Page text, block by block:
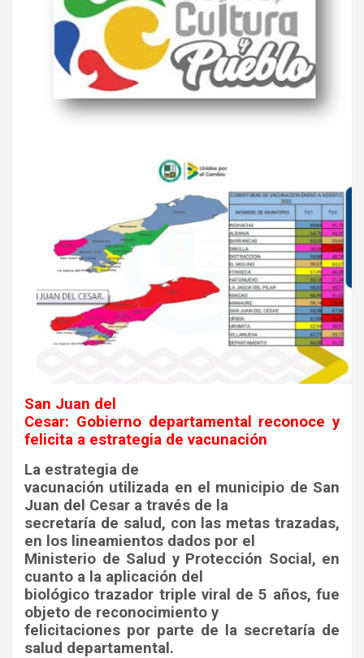
San Juan del
Cesar: Gobierno departamental reconoce y
felicita a estrategia de vacunación
La estrategia de
vacunación utilizada en el municipio de San
Juan del Cesar a través de la
secretaría de salud, con las metas trazadas,
en los lineamientos dados por el
Ministerio de Salud y Protección Social, en
cuanto a la aplicación del
biológico trazador triple viral de 5 años, fue
objeto de reconocimiento y
felicitaciones por parte de la secretaría de
salud departamental.